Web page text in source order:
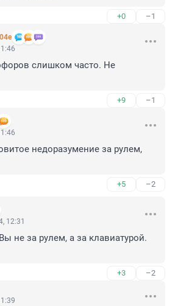
+0 –1
слишком часто. Не
+9 –1
недоразумение за рулем,
+5 –2
12:31
не за рулем, а за клавиатурой.
+3 –2